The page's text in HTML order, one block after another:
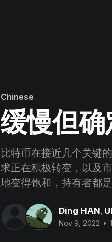
Chinese
缓慢但确
比特币在接近几个关键
求正在积极转变，以及
地变得饱和，持有者都
Ding HAN,
Nov 9, 2022 •